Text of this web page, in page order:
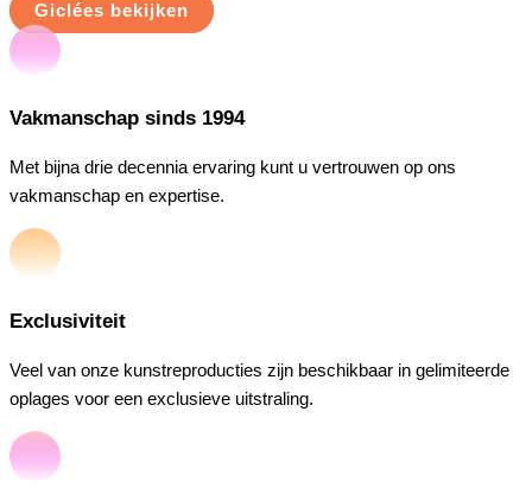
Giclées bekijken
Vakmanschap sinds 1994
Met bijna drie decennia ervaring kunt u vertrouwen op ons
vakmanschap en expertise.
Exclusiviteit
Veel van onze kunstreproducties zijn beschikbaar in gelimiteerde
oplages voor een exclusieve uitstraling.